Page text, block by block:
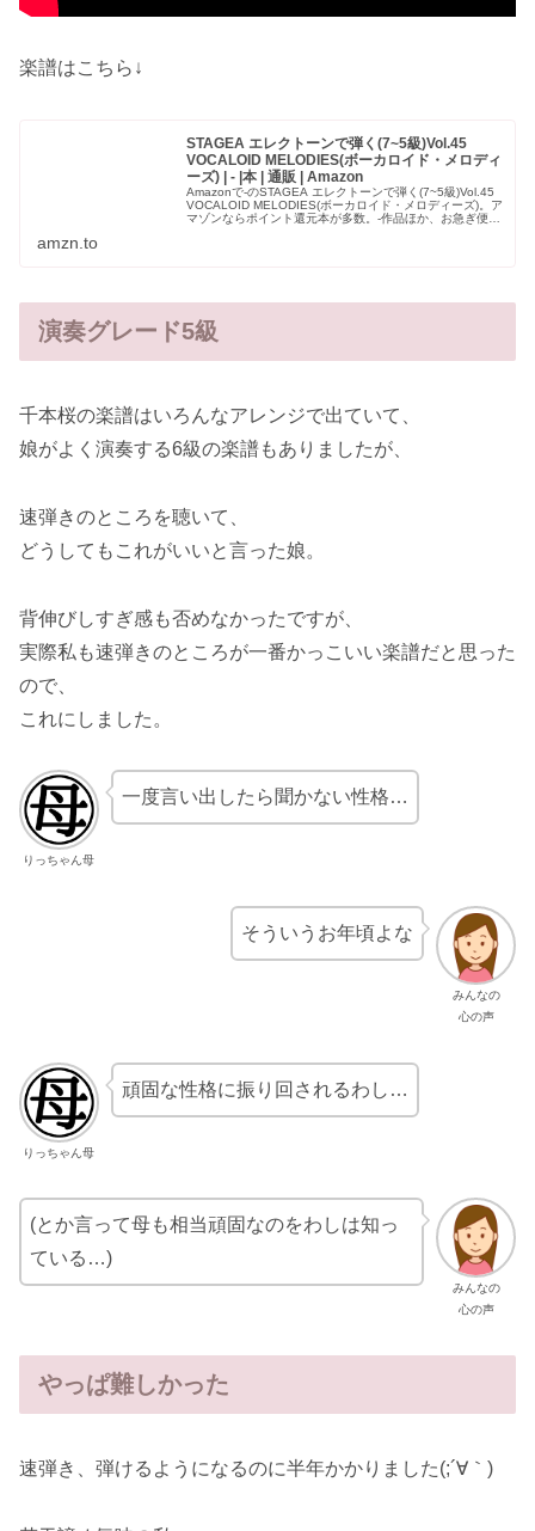
楽譜はこちら↓
STAGEA エレクトーンで弾く(7~5級)Vol.45
VOCALOID MELODIES(ボーカロイド・メロディ
ーズ) | - |本 | 通販 | Amazon
Amazonで-のSTAGEA エレクトーンで弾く(7~5級)Vol.45
VOCALOID MELODIES(ボーカロイド・メロディーズ)。ア
マゾンならポイント還元本が多数。-作品ほか、お急ぎ便対
amzn.to
演奏グレード5級
千本桜の楽譜はいろんなアレンジで出ていて、
娘がよく演奏する6級の楽譜もありましたが、
速弾きのところを聴いて、
どうしてもこれがいいと言った娘。
背伸びしすぎ感も否めなかったですが、
実際私も速弾きのところが一番かっこいい楽譜だと思った
ので、
これにしました。
りっちゃん母
一度言い出したら聞かない性格…
みんなの
心の声
そういうお年頃よな
りっちゃん母
頑固な性格に振り回されるわし…
みんなの
心の声
(とか言って母も相当頑固なのをわしは知っ
ている…)
やっぱ難しかった
速弾き、弾けるようになるのに半年かかりました(;´∀｀)